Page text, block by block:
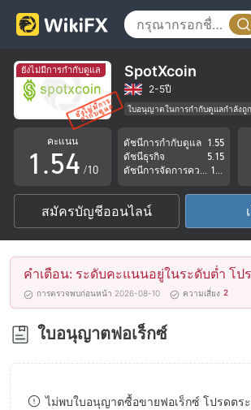
ยังไม่มีการกำกับดูแล SpotXcoin
2-5ปี
ใบอนุญาตในการกำกับดูแลกำลังถู
กลุ่มธุรกิจที่ต้องสงสัย
ระวังความเสี่ยงอันตรายที่อาจจะซ่อ
คะแนน
0
1
2
3
4
5
6
7
8
.
1
2
3
4
5
6
7
8
9
0
1
2
3
4
5
6
7
8
9
/10
ดัชนีการกำกับดูแล 1.55
ดัชนีธุรกิจ
5.15
สมัครบัญชีออนไลน์
คำเตือน: ระดับคะแนนอยู่ในระดับต่ำ โป
การตรวจพบก่อนหน้า 2026-08-10 ความเสี่ยง 2
ใบอนุญาตฟอเร็กซ์
ไม่พบใบอนุญาตซื้อขายฟอเร็กซ์ โปรดตระ